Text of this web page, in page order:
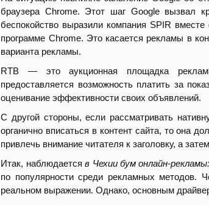
браузера Chrome. Этот шаг Google вызвал
беспокойство выразили компания SPIR
программе Chrome. Это касается рекламы в
варианта рекламы.
RTB— это аукционная площадка
предоставляется возможность платить за
оценивание эффективности своих объявлений.
С другой стороны, если рассматривать
органично вписаться в контент сайта, то она
привлечь внимание читателя к заголовку, а
Итак, наблюдается в Чехии бум онлайн-
по популярности среди рекламных методов.
реальном выражении. Однако, основным